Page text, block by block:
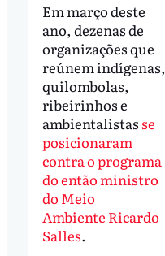
Em março deste
ano, dezenas de
organizações que
reúnem indígenas,
quilombolas,
ribeirinhos e
ambientalistas se
posicionaram
contra o programa
do então ministro
do Meio
Ambiente Ricardo
Salles.